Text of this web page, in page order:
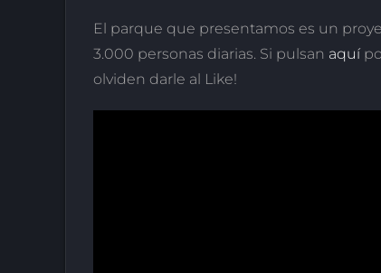
El parque que presentamos es un
3.000 personas diarias. Si pulsan aquí
olviden darle al Like!